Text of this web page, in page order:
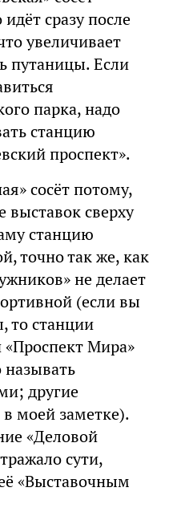
сразу после
увеличивает
путаницы. Если
парка, надо
станцию
проспект».
сосёт потому,
выставок сверху
станцию
точно так же, как
не делает
(если вы
то станции
Мира»
другие
моей заметке).
«Деловой
сути,
«Выставочным